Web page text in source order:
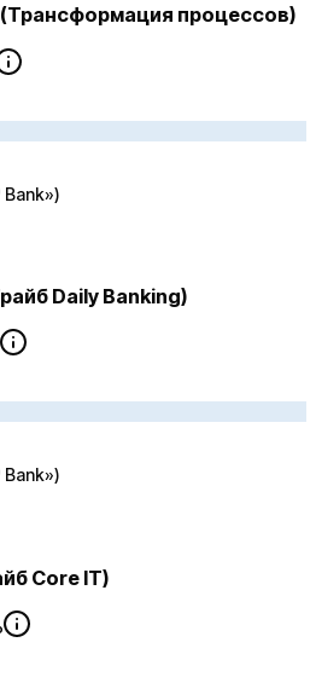
процессов)
Daily Banking)
Core IT)